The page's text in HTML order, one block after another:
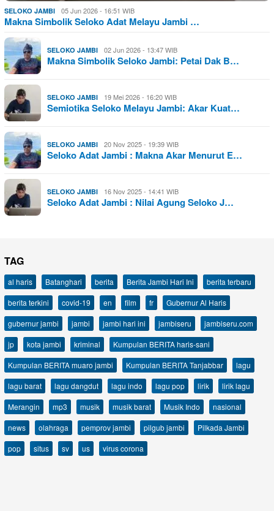
SELOKO JAMBI 05 Jun 2026 - 16:51 WIB
Makna Simbolik Seloko Adat Melayu Jambi …
SELOKO JAMBI 02 Jun 2026 - 13:47 WIB
Makna Simbolik Seloko Jambi: Petai Dak B…
SELOKO JAMBI 19 Mei 2026 - 16:20 WIB
Semiotika Seloko Melayu Jambi: Akar Kuat…
SELOKO JAMBI 20 Nov 2025 - 19:39 WIB
Seloko Adat Jambi : Makna Akar Menurut E…
SELOKO JAMBI 16 Nov 2025 - 14:41 WIB
Seloko Adat Jambi : Nilai Agung Seloko J…
TAG
al haris Batanghari berita Berita Jambi Hari Ini
berita terbaru
berita terkini
covid-19 en film fr
Gubernur Al Haris
gubernur jambi
jambi jambi hari ini jambiseru
jambiseru.com
jp
kota jambi kriminal
Kumpulan BERITA haris-sani
Kumpulan BERITA muaro jambi
Kumpulan BERITA Tanjabbar
lagu
lagu barat
lagu dangdut lagu indo lagu pop lirik
lirik lagu
Merangin
mp3 musik musik barat Musik Indo
nasional
news
olahraga pemprov jambi pilgub jambi
Pilkada Jambi
pop
situs sv us virus corona